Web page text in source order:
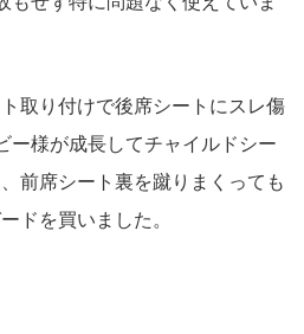
取り付けで後席シートにスレ傷
ー様が成長してチャイルドシー
前席シート裏を蹴りまくっても
ドを買いました。